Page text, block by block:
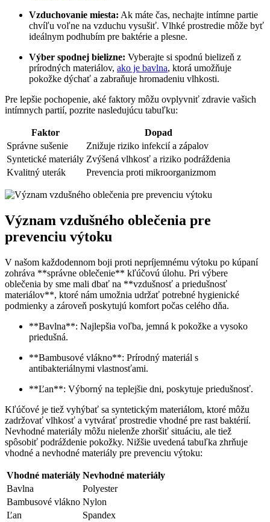
Vzduchovanie miesta: Ak máte čas, nechajte intímne partie
chvíľu voľne na vzduchu vysušiť. Vlhké prostredie ‌môže byť
ideálnym podhubím pre baktérie a plesne.
Výber spodnej bielizne: Vyberajte si spodnú bielizeň‌ z
‌prírodných materiálov, ako je bavlna, ktorá umožňuje
pokožke dýchať a ⁤zabraňuje hromadeniu vlhkosti.
Pre lepšie pochopenie, aké ⁣faktory môžu ovplyvniť zdravie⁤ vašich
intímnych partií, pozrite nasledujúcu tabuľku:
Faktor
Dopad
Správne sušenie
Znižuje ‍riziko⁤ infekcií a zápalov
Syntetické materiály Zvýšená vlhkosť a riziko podráždenia
Kvalitný uterák
Prevencia⁤ proti mikroorganizmom
Význam‌ vzdušného⁢ oblečenia pre
prevenciu výtoku
V našom každodennom ⁤boji proti nepríjemnému výtoku ‍po kúpaní
zohráva **správne oblečenie** kľúčovú úlohu. Pri výbere
oblečenia by sme mali dbať na **vzdušnosť a‌ priedušnosť
materiálov**, ktoré nám umožnia udržať potrebné hygienické
‍podmienky a zároveň poskytujú komfort počas celého dňa.
**Bavlna**: Najlepšia voľba, jemná k pokožke a⁤ vysoko
priedušná.
**Bambusové vlákno**: Prírodný materiál s
antibakteriálnymi⁢ vlastnosťami.
**Ľan**: Výborný⁤ na teplejšie dni, poskytuje priedušnosť.
Kľúčové je tiež vyhýbať sa syntetickým materiálom, ktoré môžu
zadržovať vlhkosť a ⁣vytvárať prostredie vhodné pre rast baktérií.
Nevhodné materiály môžu nielenže zhoršiť⁣ situáciu, ale tiež
spôsobiť podráždenie pokožky. Nižšie uvedená tabuľka zhrňuje
vhodné a nevhodné materiály pre prevenciu výtoku:
Vhodné materiály Nevhodné materiály
Bavlna
Polyester
Bambusové vlákno Nylon
Ľan
Spandex